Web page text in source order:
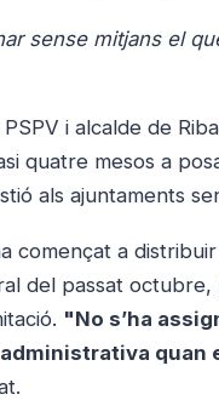
sense mitjans el
i alcalde de
quatre mesos a
als ajuntaments
començat a
del passat
"No s’ha